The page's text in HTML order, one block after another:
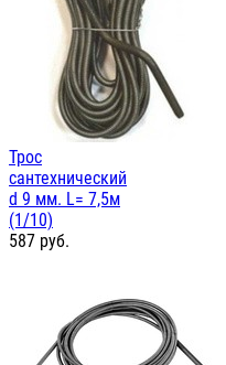
Трос
сантехнический
d 9 мм. L= 7,5м
(1/10)
587 руб.